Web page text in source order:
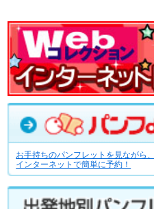
お手持ちのパンフレットを見ながら、
インターネットで簡単に予約！